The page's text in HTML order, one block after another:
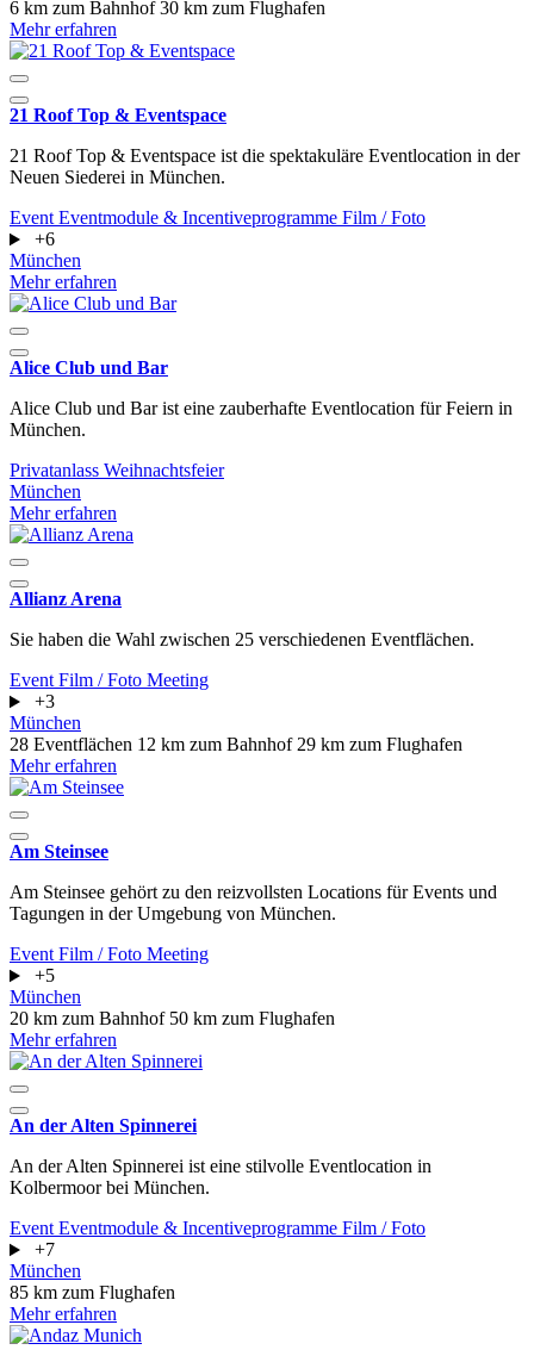
6 km zum Bahnhof30 km zum Flughafen
Mehr erfahren
21 Roof Top & Eventspace
21 Roof Top & Eventspace ist die spektakuläre Eventlocation in der
Neuen Siederei in München.
Event Eventmodule & Incentiveprogramme Film / Foto
+6
München
Mehr erfahren
Alice Club und Bar
Alice Club und Bar ist eine zauberhafte Eventlocation für Feiern in
München.
Privatanlass Weihnachtsfeier
München
Mehr erfahren
Allianz Arena
Sie haben die Wahl zwischen 25 verschiedenen Eventflächen.
Event Film / Foto Meeting
+3
München
28 Eventflächen 12 km zum Bahnhof 29 km zum Flughafen
Mehr erfahren
Am Steinsee
Am Steinsee gehört zu den reizvollsten Locations für Events und
Tagungen in der Umgebung von München.
Event Film / Foto Meeting
+5
München
20 km zum Bahnhof 50 km zum Flughafen
Mehr erfahren
An der Alten Spinnerei
An der Alten Spinnerei ist eine stilvolle Eventlocation in
Kolbermoor bei München.
Event Eventmodule & Incentiveprogramme Film / Foto
+7
München
85 km zum Flughafen
Mehr erfahren